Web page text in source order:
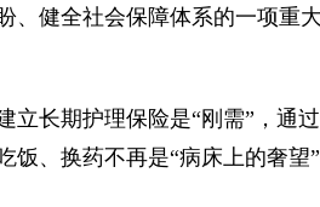
、健全社会保障体系的一项重
立长期护理保险是“刚需”，通
饭、换药不再是“病床上的奢